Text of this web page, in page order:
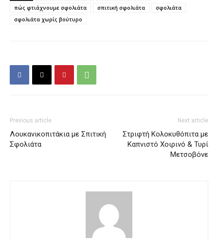
πώς φτιάχνουμε σφολιάτα
σπιτική σφολιάτα
σφολιάτα
σφολιάτα χωρίς βούτυρο
Previous article
Λουκανικοπιτάκια με Σπιτική
Σφολιάτα
Next article
Στριφτή Κολοκυθόπιτα με
Καπνιστό Χοιρινό & Τυρί
Μετσοβόνε